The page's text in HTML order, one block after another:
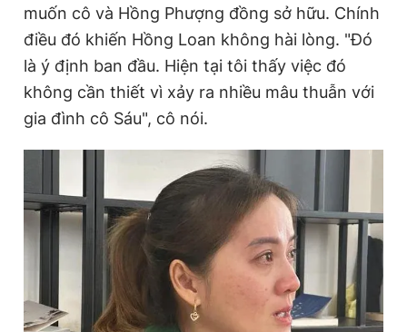
muốn cô và Hồng Phượng đồng sở hữu. Chính
điều đó khiến Hồng Loan không hài lòng. "Đó
là ý định ban đầu. Hiện tại tôi thấy việc đó
không cần thiết vì xảy ra nhiều mâu thuẫn với
gia đình cô Sáu", cô nói.